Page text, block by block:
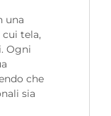
una
tela,
Ogni
che
sia